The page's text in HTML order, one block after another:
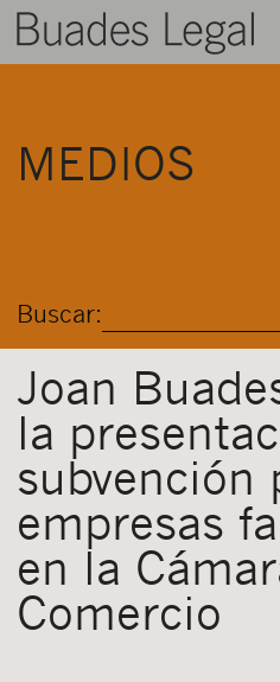
MEDIOS
Buscar:
Joan
la
subvención
empresas
en la
Comercio